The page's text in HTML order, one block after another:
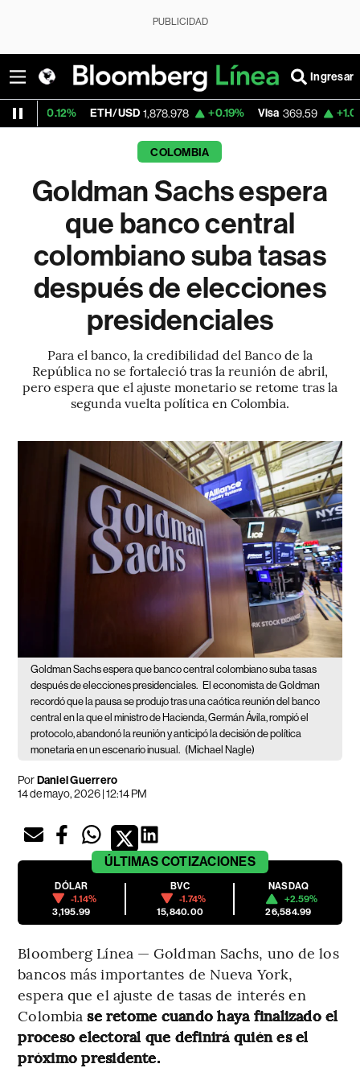
PUBLICIDAD
Ingresar
ETH/USD 1,878.978 +0.19% Visa 369.59 +1.07%
COLOMBIA
Goldman Sachs espera
que banco central
colombiano suba tasas
después de elecciones
presidenciales
Para el banco, la credibilidad del Banco de la
República no se fortaleció tras la reunión de abril,
pero espera que el ajuste monetario se retome tras la
segunda vuelta política en Colombia.
Goldman Sachs espera que banco central colombiano suba tasas
después de elecciones presidenciales. El economista de Goldman
recordó que la pausa se produjo tras una caótica reunión del banco
central en la que el ministro de Hacienda, Germán Ávila, rompió el
protocolo, abandonó la reunión y anticipó la decisión de política
monetaria en un escenario inusual. (Michael Nagle)
PorDaniel Guerrero
14 de mayo, 2026 | 12:14 PM
ÚLTIMAS COTIZACIONES
DÓLAR
-1.14%
3,195.99
BVC
-1.74%
15,840.00
NASDAQ
+2.59%
26,584.99
Bloomberg Línea — Goldman Sachs, uno de los
bancos más importantes de Nueva York,
espera que el ajuste de tasas de interés en
Colombiase retome cuando haya finalizado el
proceso electoral que definirá quién es el
próximo presidente.